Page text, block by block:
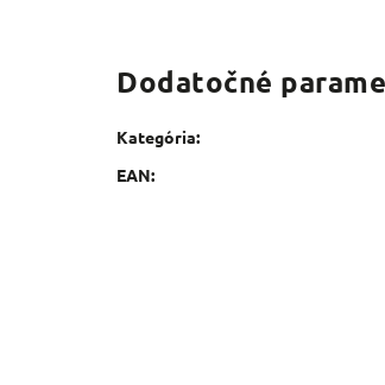
Dodatočné
Kategória:
EAN: